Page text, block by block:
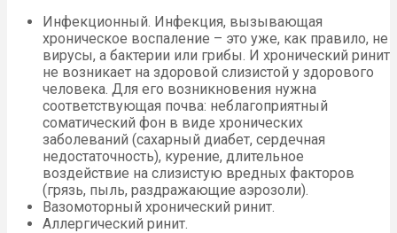
Инфекционный. Инфекция, вызывающая
хроническое воспаление – это уже, как правило, не
вирусы, а бактерии или грибы. И хронический ринит
не возникает на здоровой слизистой у здорового
человека. Для его возникновения нужна
соответствующая почва: неблагоприятный
соматический фон в виде хронических
заболеваний (сахарный диабет, сердечная
недостаточность), курение, длительное
воздействие на слизистую вредных факторов
(грязь, пыль, раздражающие аэрозоли).
Вазомоторный хронический ринит.
Аллергический ринит.